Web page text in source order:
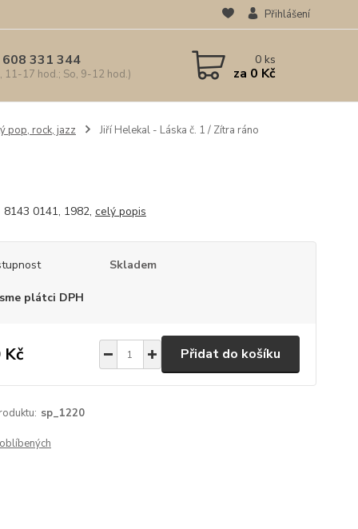
Přihlášení
331 344
11-17 hod.; So, 9-12 hod.)
0ks
za 0 Kč
pop, rock, jazz Jiří Helekal - Láska č. 1 / Zítra ráno
8143 0141, 1982, celý popis
Skladem
plátci DPH
Kč Přidat do košíku
sp_1220